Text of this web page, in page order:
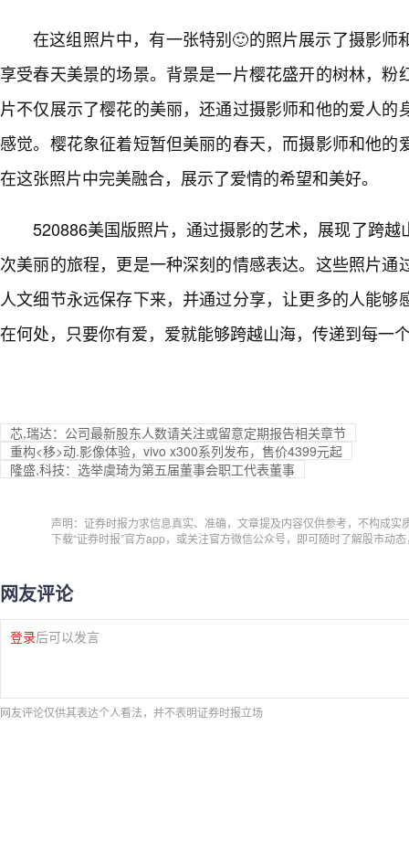
在这组照片中，有一张特别🙂的照片展示了摄影师
享受春天美景的场景。背景是一片樱花盛开的树林，粉
片不仅展示了樱花的美丽，还通过摄影师和他的爱人的
感觉。樱花象征着短暂但美丽的春天，而摄影师和他的
在这张照片中完美融合，展示了爱情的希望和美好。
520886美国版照片，通过摄影的艺术，展现了跨
次美丽的旅程，更是一种深刻的情感表达。这些照片通
人文细节永远保存下来，并通过分享，让更多的人能够
在何处，只要你有爱，爱就能够跨越山海，传递到每一
芯,瑞达：公司最新股东人数请关注或留意定期报告相关章节
重构<移>动.影像体验，vivo x300系列发布，售价4399元起
隆盛,科技：选举虞琦为第五届董事会职工代表董事
声明：证券时报力求信息真实、准确，文章提及内容仅供参考，不构成实
下载“证券时报”官方app，或关注官方微信公众号，即可随时了解股市动
网友评论
登录后可以发言
网友评论仅供其表达个人看法，并不表明证券时报立场